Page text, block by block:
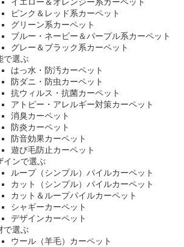
イエロー＆オレンジー系カーペット
ピンク＆レッド系カーペット
グリーン系カーペット
ブルー・ネービー＆パープル系カーペット
グレー＆ブラック系カーペット
で選ぶ
はっ水・防汚カーペット
防ダニ・防虫カーペット
抗ウィルス・抗菌カーペット
アトピー・アレルギー対策カーペット
消臭カーペット
防炎カーペット
防音効果カーペット
遊び毛防止カーペット
インで選ぶ
ループ（シンプル）パイルカーペット
カット（シンプル）パイルカーペット
カット＆ループパイルカーペット
シャギーカーペット
デザインカーペット
で選ぶ
ウール（羊毛）カーペット